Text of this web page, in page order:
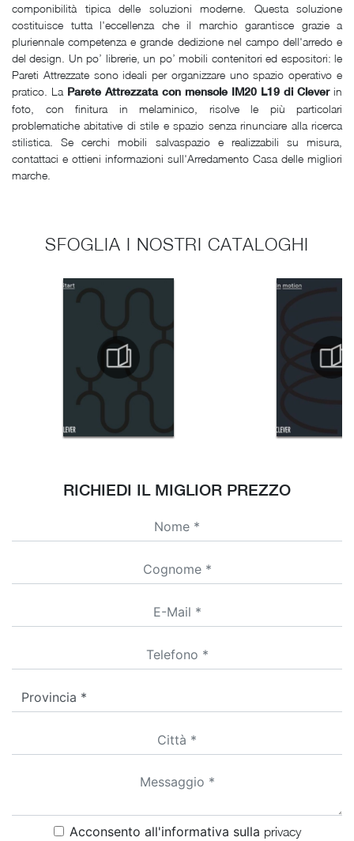
componibilità tipica delle soluzioni moderne. Questa soluzione
costituisce tutta l'eccellenza che il marchio garantisce grazie a
pluriennale competenza e grande dedizione nel campo dell'arredo e
del design. Un po’ librerie, un po’ mobili contenitori ed espositori: le
Pareti Attrezzate sono ideali per organizzare uno spazio operativo e
pratico. La Parete Attrezzata con mensole IM20 L19 di Cleverin
foto, con finitura in melaminico, risolve le più particolari
problematiche abitative di stile e spazio senza rinunciare alla ricerca
stilistica. Se cerchi mobili salvaspazio e realizzabili su misura,
contattaci e ottieni informazioni sull'Arredamento Casa delle migliori
marche.
SFOGLIA I NOSTRI CATALOGHI
RICHIEDI IL MIGLIOR PREZZO
Acconsento all'informativa sulla privacy